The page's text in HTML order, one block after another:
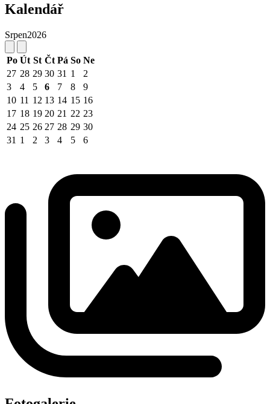
Kalendář
Srpen2026
Po Út St Čt Pá So Ne
27 28 29 30 31 1
2
3
4 5 6 7 8
9
10 11 12 13 14 15 16
17 18 19 20 21 22 23
24 25 26 27 28 29 30
31 1 2 3 4 5 6